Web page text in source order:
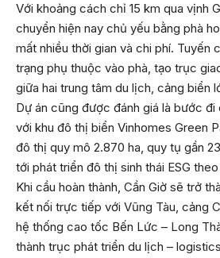
Với khoảng cách chỉ 15 km qua vịnh
chuyển hiện nay chủ yếu bằng phà
mất nhiều thời gian và chi phí. Tuyến
trạng phụ thuộc vào phà, tạo trục
giữa hai trung tâm du lịch, cảng biển
Dự án cũng được đánh giá là bước đi
với khu đô thị biển Vinhomes Green
đô thị quy mô 2.870 ha, quy tụ gần
tới phát triển đô thị sinh thái ESG
Khi cầu hoàn thành, Cần Giờ sẽ trở
kết nối trực tiếp với Vũng Tàu, cảng
hệ thống cao tốc Bến Lức – Long
thành trục phát triển du lịch –